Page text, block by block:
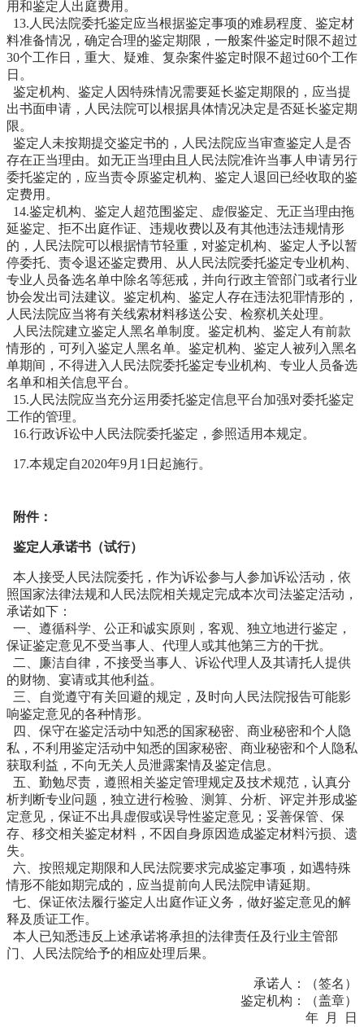
用和鉴定人出庭费用。
13.人民法院委托鉴定应当根据鉴定事项的难易程度、鉴定材
料准备情况，确定合理的鉴定期限，一般案件鉴定时限不超过
30个工作日，重大、疑难、复杂案件鉴定时限不超过60个工作
日。
鉴定机构、鉴定人因特殊情况需要延长鉴定期限的，应当提
出书面申请，人民法院可以根据具体情况决定是否延长鉴定期
限。
鉴定人未按期提交鉴定书的，人民法院应当审查鉴定人是否
存在正当理由。如无正当理由且人民法院准许当事人申请另行
委托鉴定的，应当责令原鉴定机构、鉴定人退回已经收取的鉴
定费用。
14.鉴定机构、鉴定人超范围鉴定、虚假鉴定、无正当理由拖
延鉴定、拒不出庭作证、违规收费以及有其他违法违规情形
的，人民法院可以根据情节轻重，对鉴定机构、鉴定人予以暂
停委托、责令退还鉴定费用、从人民法院委托鉴定专业机构、
专业人员备选名单中除名等惩戒，并向行政主管部门或者行业
协会发出司法建议。鉴定机构、鉴定人存在违法犯罪情形的，
人民法院应当将有关线索材料移送公安、检察机关处理。
人民法院建立鉴定人黑名单制度。鉴定机构、鉴定人有前款
情形的，可列入鉴定人黑名单。鉴定机构、鉴定人被列入黑名
单期间，不得进入人民法院委托鉴定专业机构、专业人员备选
名单和相关信息平台。
15.人民法院应当充分运用委托鉴定信息平台加强对委托鉴定
工作的管理。
16.行政诉讼中人民法院委托鉴定，参照适用本规定。
17.本规定自2020年9月1日起施行。
附件：
鉴定人承诺书（试行）
本人接受人民法院委托，作为诉讼参与人参加诉讼活动，依
照国家法律法规和人民法院相关规定完成本次司法鉴定活动，
承诺如下：
一、遵循科学、公正和诚实原则，客观、独立地进行鉴定，
保证鉴定意见不受当事人、代理人或其他第三方的干扰。
二、廉洁自律，不接受当事人、诉讼代理人及其请托人提供
的财物、宴请或其他利益。
三、自觉遵守有关回避的规定，及时向人民法院报告可能影
响鉴定意见的各种情形。
四、保守在鉴定活动中知悉的国家秘密、商业秘密和个人隐
私，不利用鉴定活动中知悉的国家秘密、商业秘密和个人隐私
获取利益，不向无关人员泄露案情及鉴定信息。
五、勤勉尽责，遵照相关鉴定管理规定及技术规范，认真分
析判断专业问题，独立进行检验、测算、分析、评定并形成鉴
定意见，保证不出具虚假或误导性鉴定意见；妥善保管、保
存、移交相关鉴定材料，不因自身原因造成鉴定材料污损、遗
失。
六、按照规定期限和人民法院要求完成鉴定事项，如遇特殊
情形不能如期完成的，应当提前向人民法院申请延期。
七、保证依法履行鉴定人出庭作证义务，做好鉴定意见的解
释及质证工作。
本人已知悉违反上述承诺将承担的法律责任及行业主管部
门、人民法院给予的相应处理后果。
承诺人：（签名）
鉴定机构：（盖章）
年 月 日